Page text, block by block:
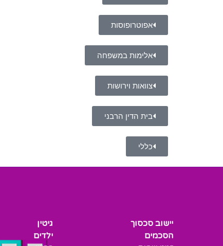
אפוטרופוסות
אלימות במשפחה
צוואות וירושות
בית הדין הרבני
כללי
יישוב סכסוך
הסכמים
גיטין
ילדים